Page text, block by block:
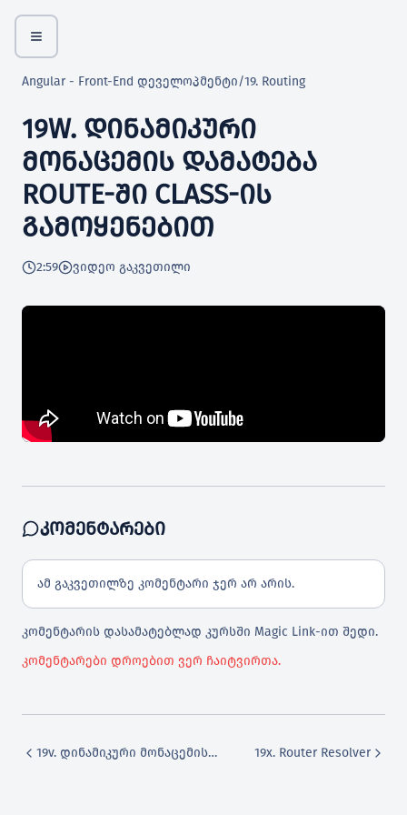
განხილვა
განხილვა
Angular - Front-End დეველოპმენტი/19. Routing
19W. ᲓᲘᲜᲐᲛᲘᲙᲣᲠᲘ
ᲛᲝᲜᲐᲪᲔᲛᲘᲡ ᲓᲐᲛᲐᲢᲔᲑᲐ
ROUTE-ᲨᲘ CLASS-ᲘᲡ
ᲒᲐᲛᲝᲧᲔᲜᲔᲑᲘᲗ
2:59 ვიდეო გაკვეთილი
ᲙᲝᲛᲔᲜᲢᲐᲠᲔᲑᲘ
ამ გაკვეთილზე კომენტარი ჯერ არ არის.
კომენტარის დასამატებლად კურსში Magic Link-ით შედი.
კომენტარები დროებით ვერ ჩაიტვირთა.
19v. დინამიკური მონაცემის დამატება route-ში 19x. Router Resolver